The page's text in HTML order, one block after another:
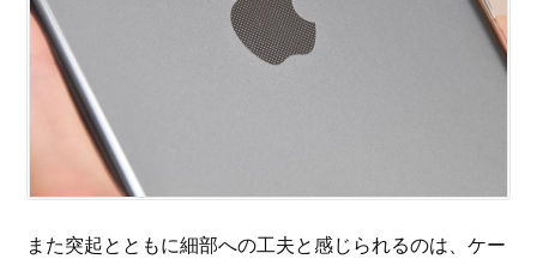
また突起とともに細部への工夫と感じられるのは、ケー